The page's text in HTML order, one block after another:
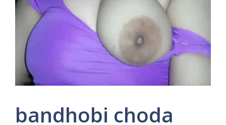
bandhobi choda